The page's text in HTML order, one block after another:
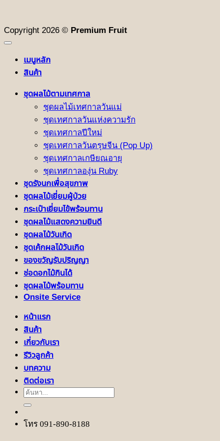
Copyright 2026 © Premium Fruit
เมนูหลัก
สินค้า
ชุดผลไม้ตามเทศกาล
ชุดผลไม้เทศกาลวันแม่
ชุดเทศกาลวันแห่งความรัก
ชุดเทศกาลปีใหม่
ชุดเทศกาลวันตรุษจีน (Pop Up)
ชุดเทศกาลเกษียณอายุ
ชุดเทศกาลองุ่น Ruby
ชุดรังนกเพื่อสุขภาพ
ชุดผลไม้เยี่ยมผู้ป่วย
กระเป๋าเยี่ยมไข้พร้อมทาน
ชุดผลไม้แสดงความยินดี
ชุดผลไม้วันเกิด
ชุดเค้กผลไม้วันเกิด
ของขวัญรับปริญญา
ช่อดอกไม้กินได้
ชุดผลไม้พร้อมทาน
Onsite Service
หน้าแรก
สินค้า
เกี่ยวกับเรา
รีวิวลูกค้า
บทความ
ติดต่อเรา
ค้นหา:
โทร 091-890-8188